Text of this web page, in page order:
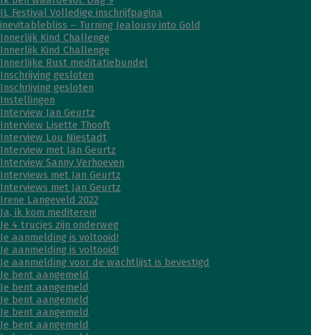
IL Festival Volledige inschrijfpagina
inevitablebliss – Turning Jealousy into Gold
Innerlijk Kind Challenge
Innerlijk Kind Challenge
Innerlijke Rust meditatiebundel
Inschrijving gesloten
Inschrijving gesloten
Instellingen
Interview Jan Geurtz
Interview Lisette Thooft
Interview Lou Niestadt
Interview met Jan Geurtz
Interview Sanny Verhoeven
Interviews met Jan Geurtz
Interviews met Jan Geurtz
Irene Langeveld 2022
Ja, ik kom mediteren!
Je 4 trucjes zijn onderweg
Je aanmelding is voltooid!
Je aanmelding is voltooid!
Je aanmelding voor de wachtlijst is bevestigd
Je bent aangemeld
Je bent aangemeld
Je bent aangemeld
Je bent aangemeld
Je bent aangemeld